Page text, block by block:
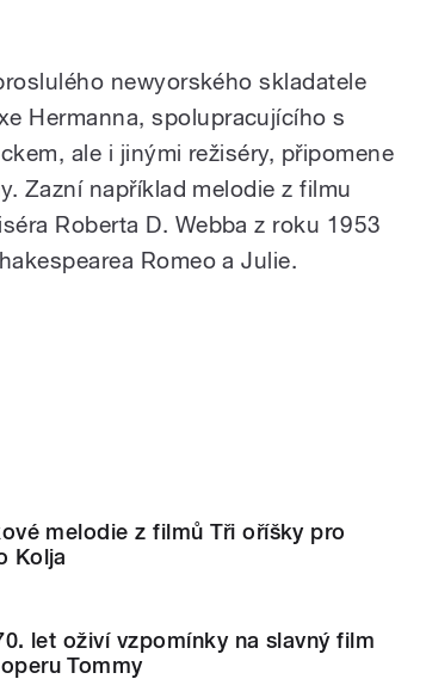
newyorského skladatele
Hermanna, spolupracujícího s
ale i jinými režiséry, připomene
Zazní například melodie z filmu
Roberta D. Webba z roku 1953
Romeo a Julie.
melodie z filmů Tři oříšky pro
Kolja
let oživí vzpomínky na slavný film
Tommy